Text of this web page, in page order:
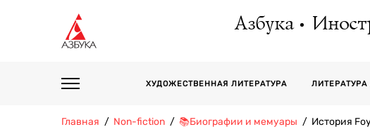
Азбука
ХУДОЖЕСТВЕННАЯ ЛИТЕРАТУРА
Главная Non-fiction 📚Биографии и мемуары История